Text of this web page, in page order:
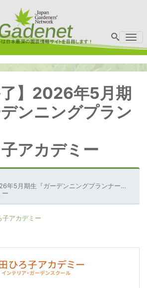
了】2026年5月期
ンニングプラン
アカデミー
年5月期生『ガーデンニングプランナー科』
ー
子アカデミー